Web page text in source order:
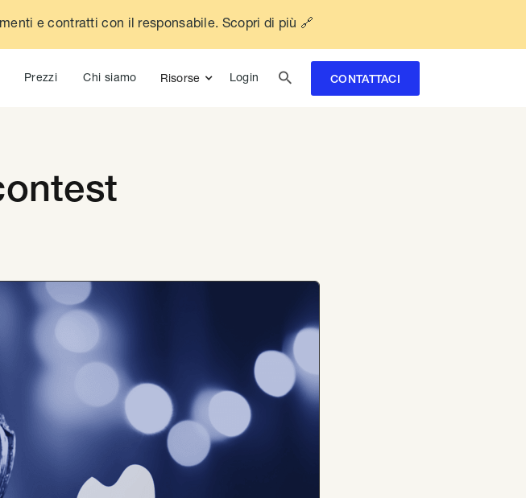
e contratti con il responsabile. Scopri di più 🔗
Prezzi Chi siamo Risorse Login  CONTATTACI